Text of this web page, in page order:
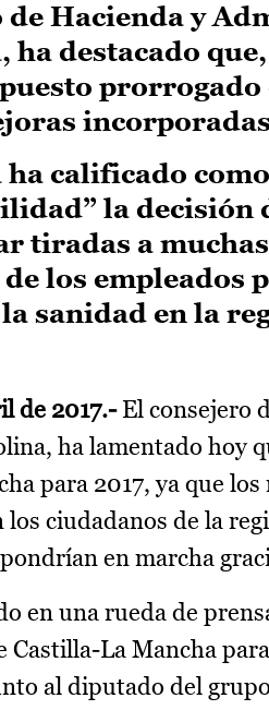
de Hacienda y
ha destacado
calificado
la decisión
tiradas a
los empleados
sanidad en la
de 2017.-El consejero
ha lamentado hoy
para 2017, ya que
los ciudadanos de la
en marcha
en una rueda de
Castilla-La Mancha
al diputado del